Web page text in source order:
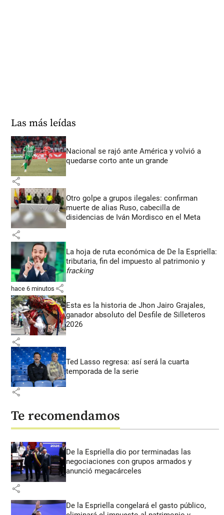
Las más leídas
Nacional se rajó ante América y volvió a
quedarse corto ante un grande
share
Otro golpe a grupos ilegales: confirman
muerte de alias Ruso, cabecilla de
disidencias de Iván Mordisco en el Meta
share
La hoja de ruta económica de De la Espriella:
tributaria, fin del impuesto al patrimonio y
fracking
hace 6 minutos share
Esta es la historia de Jhon Jairo Grajales,
ganador absoluto del Desfile de Silleteros
2026
share
Ted Lasso regresa: así será la cuarta
temporada de la serie
share
Te recomendamos
De la Espriella dio por terminadas las
negociaciones con grupos armados y
anunció megacárceles
share
De la Espriella congelará el gasto público,